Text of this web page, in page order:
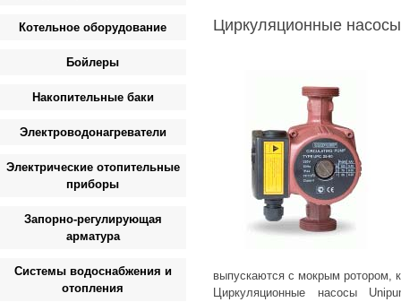
Циркуляционные
выпускаются с мокрым ротором,
Циркуляционные насосы
Котельное оборудование
Бойлеры
Накопительные баки
Электроводонагреватели
Электрические отопительные
приборы
Запорно-регулирующая
арматура
Системы водоснабжения и
отопления